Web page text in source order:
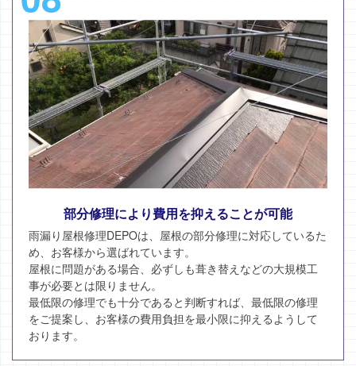
部分修理により費用を抑えることが可能
雨漏り屋根修理DEPOは、屋根の部分修理に対応しているた
め、お客様から選ばれています。
屋根に問題がある場合、必ずしも葺き替えなどの大規模工
事が必要とは限りません。
最低限の修理でも十分であると判断すれば、最低限の修理
をご提案し、お客様の費用負担を最小限に抑えるようして
おります。